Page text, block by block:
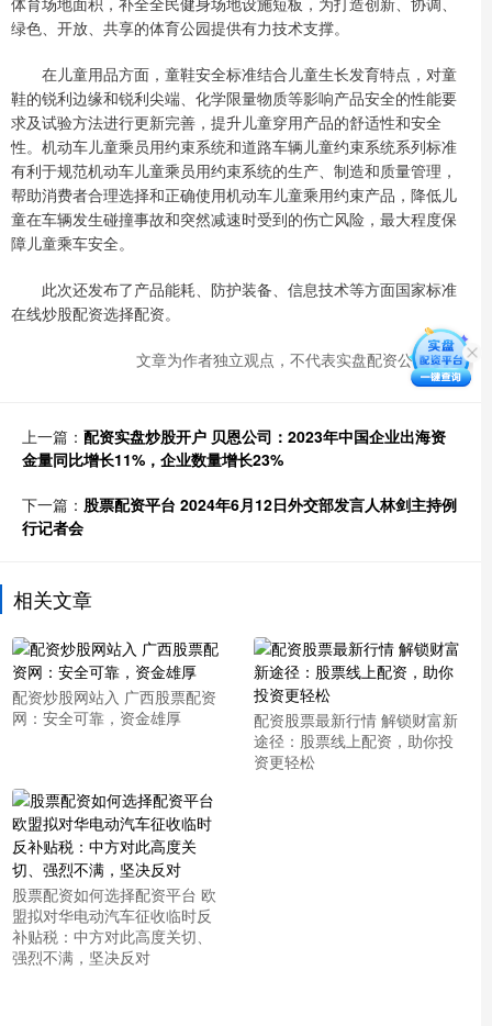
绿色、开放、共享的体育公园提供有力技术支撑。
在儿童用品方面，童鞋安全标准结合儿童生长发育特点，对童
鞋的锐利边缘和锐利尖端、化学限量物质等影响产品安全的性能要
求及试验方法进行更新完善，提升儿童穿用产品的舒适性和安全
性。机动车儿童乘员用约束系统和道路车辆儿童约束系统系列标准
有利于规范机动车儿童乘员用约束系统的生产、制造和质量管理，
帮助消费者合理选择和正确使用机动车儿童乘用约束产品，降低儿
童在车辆发生碰撞事故和突然减速时受到的伤亡风险，最大程度保
障儿童乘车安全。
此次还发布了产品能耗、防护装备、信息技术等方面国家标准
在线炒股配资选择配资。
文章为作者独立观点，不代表实盘配资公司观点
上一篇： 配资实盘炒股开户 贝恩公司：2023年中国企业出海资
金量同比增长11%，企业数量增长23%
下一篇： 股票配资平台 2024年6月12日外交部发言人林剑主持例
行记者会
相关文章
配资炒股网站入 广西股票配资
网：安全可靠，资金雄厚
配资股票最新行情 解锁财富新
途径：股票线上配资，助你投
资更轻松
股票配资如何选择配资平台 欧
盟拟对华电动汽车征收临时反
补贴税：中方对此高度关切、
强烈不满，坚决反对